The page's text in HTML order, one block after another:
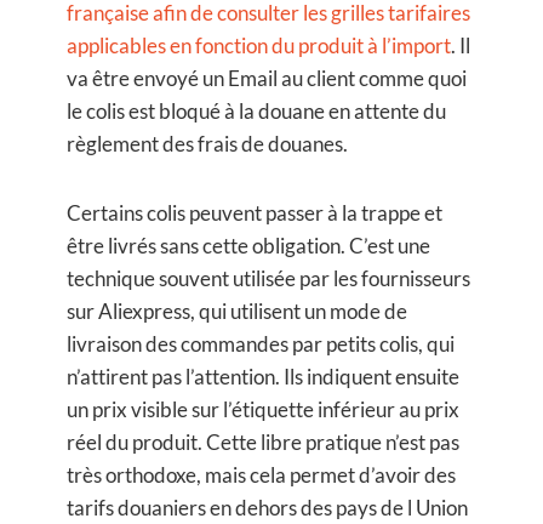
française afin de consulter les grilles tarifaires
applicables en fonction du produit à l’import. Il
va être envoyé un Email au client comme quoi
le colis est bloqué à la douane en attente du
règlement des frais de douanes.
Certains colis peuvent passer à la trappe et
être livrés sans cette obligation. C’est une
technique souvent utilisée par les fournisseurs
sur Aliexpress, qui utilisent un mode de
livraison des commandes par petits colis, qui
n’attirent pas l’attention. Ils indiquent ensuite
un prix visible sur l’étiquette inférieur au prix
réel du produit. Cette libre pratique n’est pas
très orthodoxe, mais cela permet d’avoir des
tarifs douaniers en dehors des pays de l Union